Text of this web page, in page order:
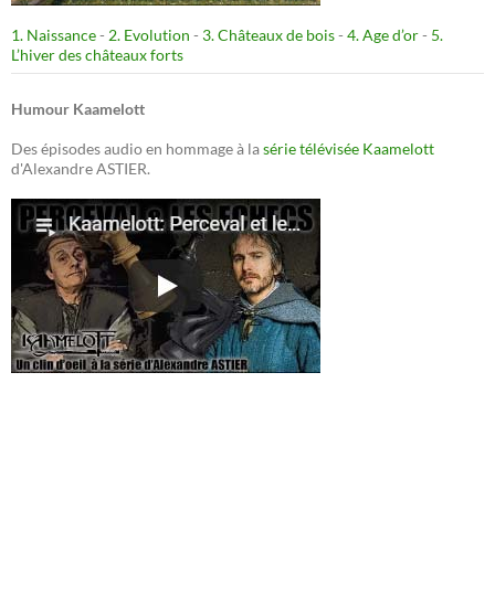
1. Naissance- 2. Evolution - 3. Châteaux de bois- 4. Age d’or- 5.
L’hiver des châteaux forts
Humour Kaamelott
Des épisodes audio en hommage à lasérie télévisée Kaamelott
d'Alexandre ASTIER.